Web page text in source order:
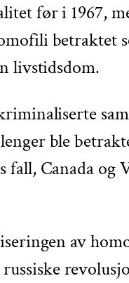
før i 1967,
betraktet
livstidsdom.
ble
Canada og
av